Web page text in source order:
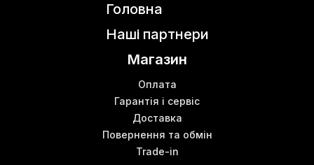
Головна
Наші партнери
Магазин
Оплата
Гарантія і сервіс
Доставка
Повернення та обмін
Trade-in